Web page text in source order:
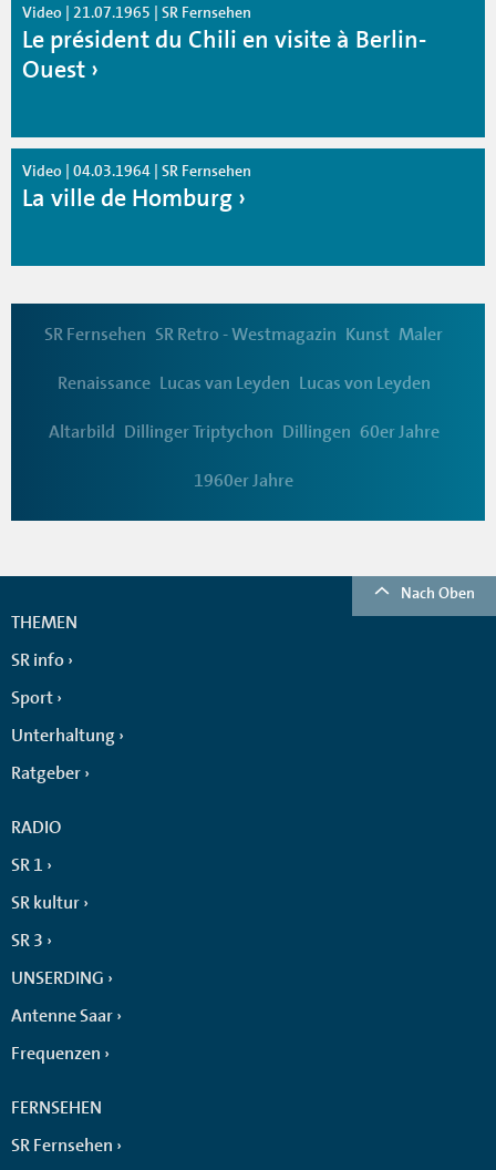
Video | 21.07.1965 | SR Fernsehen
Le président du Chili en visite à Berlin-
Ouest
Video | 04.03.1964 | SR Fernsehen
La ville de Homburg
SR Fernsehen SR Retro - Westmagazin Kunst Maler
Renaissance Lucas van Leyden Lucas von Leyden
Altarbild Dillinger Triptychon Dillingen 60er Jahre
1960er Jahre
Nach Oben
THEMEN
SR info
Sport
Unterhaltung
Ratgeber
RADIO
SR 1
SR kultur
SR 3
UNSERDING
Antenne Saar
Frequenzen
FERNSEHEN
SR Fernsehen